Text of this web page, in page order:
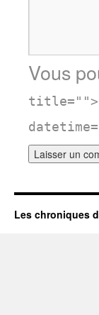
Vous
title="">
Les chroniques